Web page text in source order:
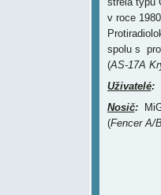
v roce
spolu s
(AS-17A
Uživatelé:
Nosič:
(Fencer A/